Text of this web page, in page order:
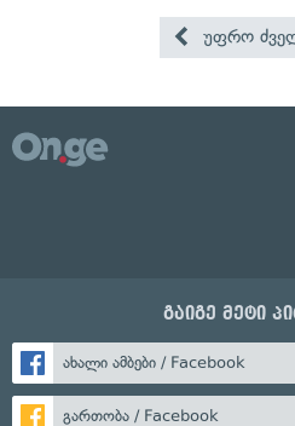
უფრო
გაიგე მეტი
ახალი ამბები / Facebook
გართობა / Facebook